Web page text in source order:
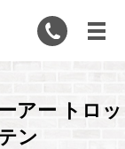
アー トロッ
ン